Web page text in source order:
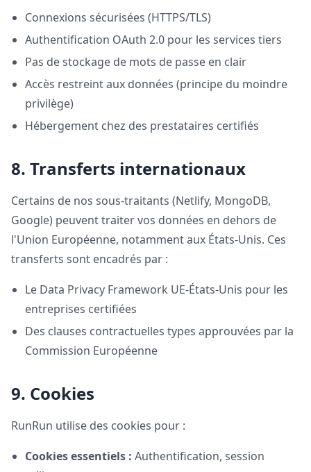
Connexions sécurisées (HTTPS/TLS)
Authentification OAuth 2.0 pour les services tiers
Pas de stockage de mots de passe en clair
Accès restreint aux données (principe du moindre
privilège)
Hébergement chez des prestataires certifiés
8. Transferts internationaux
Certains de nos sous-traitants (Netlify, MongoDB,
Google) peuvent traiter vos données en dehors de
l'Union Européenne, notamment aux États-Unis. Ces
transferts sont encadrés par :
Le Data Privacy Framework UE-États-Unis pour les
entreprises certifiées
Des clauses contractuelles types approuvées par la
Commission Européenne
9. Cookies
RunRun utilise des cookies pour :
Cookies essentiels : Authentification, session